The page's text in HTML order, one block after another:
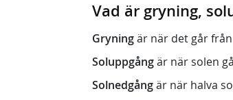
Vad är gryning,
Gryningär när det går
Soluppgångär när solen
Solnedgångär när halva